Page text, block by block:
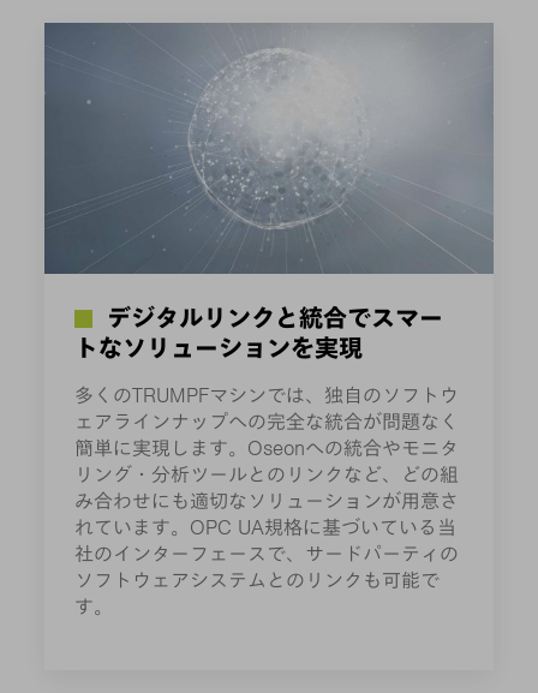
デジタルリンクと統合でスマー
トなソリューションを実現
多くのTRUMPFマシンでは、独自のソフトウ
ェアラインナップへの完全な統合が問題なく
簡単に実現します。Oseonへの統合やモニタ
リング・分析ツールとのリンクなど、どの組
み合わせにも適切なソリューションが用意さ
れています。OPC UA規格に基づいている当
社のインターフェースで、サードパーティの
ソフトウェアシステムとのリンクも可能で
す。